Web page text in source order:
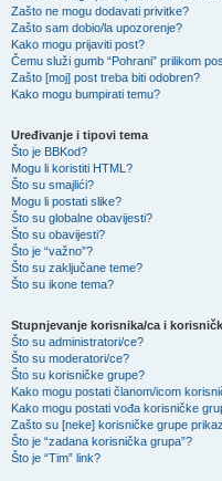
Zašto ne mogu dodavati privitke?
Zašto sam dobio/la upozorenje?
Kako mogu prijaviti post?
Čemu služi gumb “Pohrani” prilikom
Zašto [moj] post treba biti odobren?
Kako mogu bumpirati temu?
Uređivanje i tipovi tema
Što je BBKod?
Mogu li koristiti HTML?
Što su smajlići?
Mogu li postati slike?
Što su globalne obavijesti?
Što su obavijesti?
Što je “važno”?
Što su zaključane teme?
Što su ikone tema?
Stupnjevanje korisnika/ca i
Što su administratori/ce?
Što su moderatori/ce?
Što su korisničke grupe?
Kako mogu postati članom/icom
Kako mogu postati vođa korisničke
Zašto su [neke] korisničke grupe
Što je “zadana korisnička grupa”?
Što je “Tim” link?